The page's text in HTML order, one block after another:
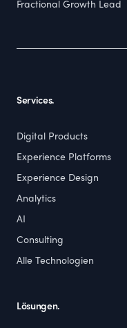
Fractional Growth Lead
Services.
Digital Products
Experience Platforms
Experience Design
Analytics
AI
Consulting
Alle Technologien
Lösungen.